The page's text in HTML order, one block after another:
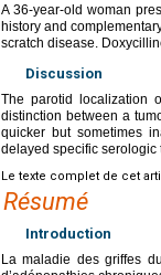
A 36-year-old woman
history and
scratch disease.
Discussion
The parotid localization
distinction between a
quicker but sometimes
delayed specific serologic
Le texte complet de cet
Résumé
Introduction
La maladie des griffes